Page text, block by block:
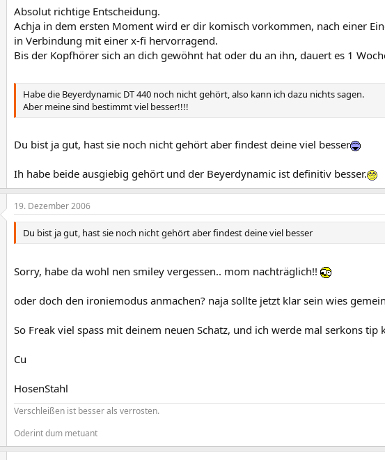
Absolut richtige Entscheidung.
Achja in dem ersten Moment wird er dir komisch vorkommen, nach einer
in Verbindung mit einer x-fi hervorragend.
Bis der Kopfhörer sich an dich gewöhnt hat oder du an ihn, dauert es 1
Habe die Beyerdynamic DT 440 noch nicht gehört, also kann ich dazu nichts sagen.
Aber meine sind bestimmt viel besser!!!!
Du bist ja gut, hast sie noch nicht gehört aber findest deine viel besser
Ih habe beide ausgiebig gehört und der Beyerdynamic ist definitiv besser.
19. Dezember 2006
Du bist ja gut, hast sie noch nicht gehört aber findest deine viel besser
Sorry, habe da wohl nen smiley vergessen.. mom nachträglich!!
oder doch den ironiemodus anmachen? naja sollte jetzt klar sein wies
So Freak viel spass mit deinem neuen Schatz, und ich werde mal serkons tip
Cu
HosenStahl
Verschleißen ist besser als verrosten.
Oderint dum metuant